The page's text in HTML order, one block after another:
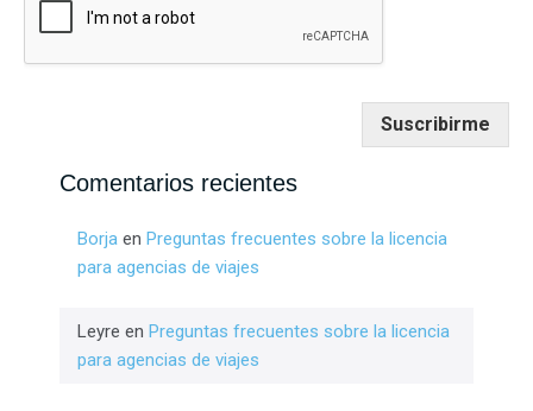
Suscribirme
Comentarios recientes
Borja en Preguntas frecuentes sobre la licencia
para agencias de viajes
Leyre en Preguntas frecuentes sobre la licencia
para agencias de viajes